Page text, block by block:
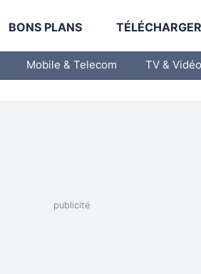
BONS PLANS
Mobile & Telecom TV & Vidéo